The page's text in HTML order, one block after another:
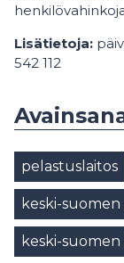
Lisätietoja:
542 112
pelastuslaitos
keski-
keski-